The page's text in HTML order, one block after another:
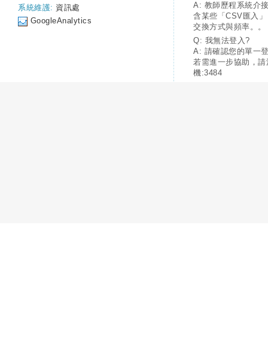
系統維護: 資訊處
GoogleAnalytics
A: 教師歷程系統介
含某些「CSV匯入
交換方式與頻率。。
Q: 我無法登入?
A: 請確認您的單一
若需進一步協助，
機:3484